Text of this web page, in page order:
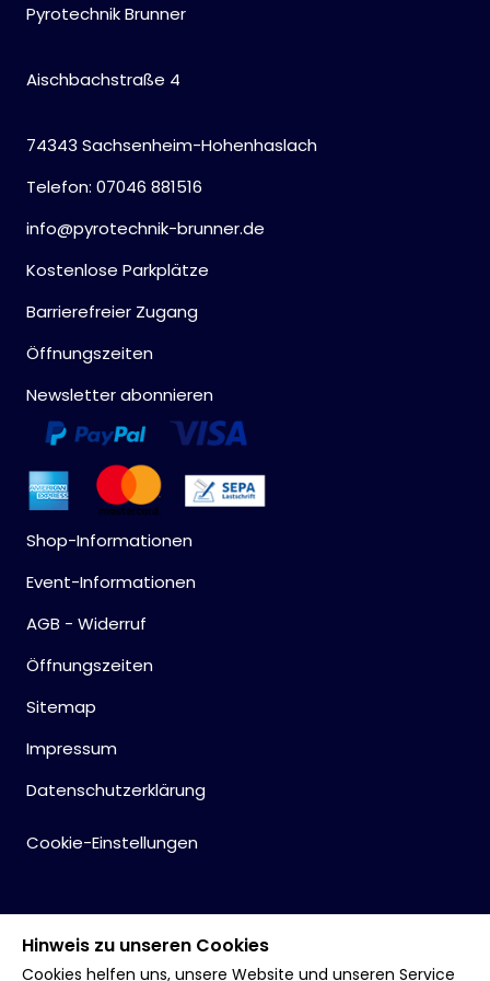
Pyrotechnik Brunner
Aischbachstraße 4
74343 Sachsenheim-Hohenhaslach
Telefon: 07046 881516
info@pyrotechnik-brunner.de
Kostenlose Parkplätze
Barrierefreier Zugang
Öffnungszeiten
Newsletter abonnieren
Shop-Informationen
Event-Informationen
AGB - Widerruf
Öffnungszeiten
Sitemap
Impressum
Datenschutzerklärung
Cookie-Einstellungen
Hinweis zu unseren Cookies
Cookies helfen uns, unsere Website und unseren Service